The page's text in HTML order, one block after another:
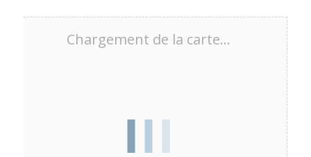
Chargement de la carte…